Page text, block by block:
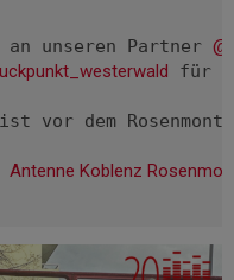
an unseren Partner
für
ist vor dem
Antenne Koblenz